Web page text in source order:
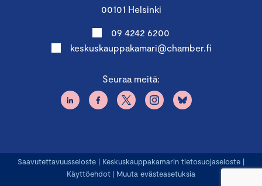
00101 Helsinki
09 4242 6200
keskuskauppakamari@chamber.fi
Seuraa meitä:
Saavutettavuusseloste | Keskuskauppakamarin tietosuojaseloste |
Käyttöehdot | Muuta evästeasetuksia